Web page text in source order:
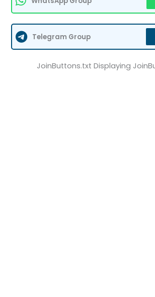
Telegram Group
JoinButtons.txt Displaying